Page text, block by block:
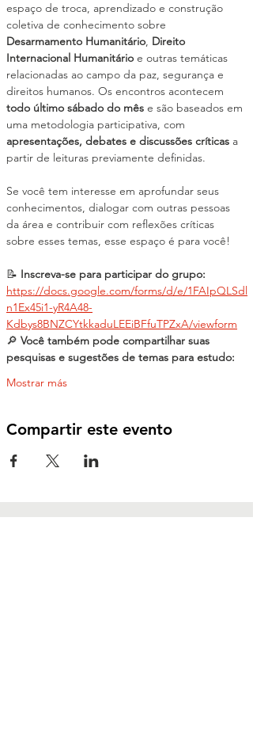
espaço de troca, aprendizado e construção
coletiva de conhecimento sobre
Desarmamento Humanitário, Direito
Internacional Humanitário e outras temáticas
relacionadas ao campo da paz, segurança e
direitos humanos. Os encontros acontecem
todo último sábado do mês e são baseados em
uma metodologia participativa, com
apresentações, debates e discussões críticas a
partir de leituras previamente definidas.
Se você tem interesse em aprofundar seus
conhecimentos, dialogar com outras pessoas
da área e contribuir com reflexões críticas
sobre esses temas, esse espaço é para você!
📝 Inscreva-se para participar do grupo:
https://docs.google.com/forms/d/e/1FAIpQLSdl
n1Ex45i1-yR4A48-
Kdbys8BNZCYtkkaduLEEiBFfuTPZxA/viewform
🔎 Você também pode compartilhar suas
pesquisas e sugestões de temas para estudo:
Mostrar más
Compartir este evento